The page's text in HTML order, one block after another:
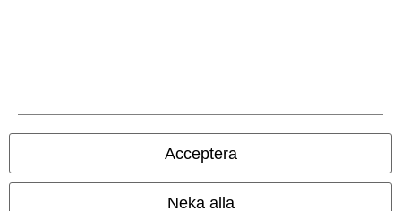
Acceptera
Neka alla
Fraktkostnad tillkommer.